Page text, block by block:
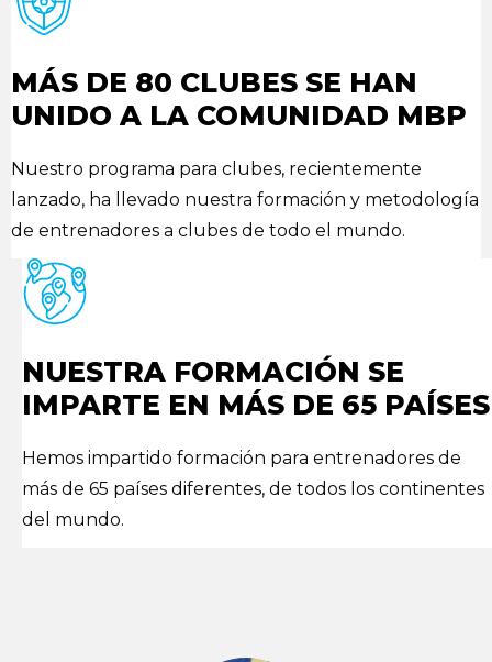
MÁS DE 80 CLUBES SE HAN
UNIDO A LA COMUNIDAD MBP
Nuestro programa para clubes, recientemente
lanzado, ha llevado nuestra formación y metodología
de entrenadores a clubes de todo el mundo.
NUESTRA FORMACIÓN SE
IMPARTE EN MÁS DE 65 PAÍSES
Hemos impartido formación para entrenadores de
más de 65 países diferentes, de todos los continentes
del mundo.